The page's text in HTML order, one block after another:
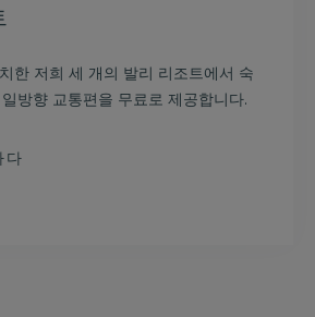
한 저희 세 개의 발리 리조트에서 숙
방향 교통편을 무료로 제공합니다.
다